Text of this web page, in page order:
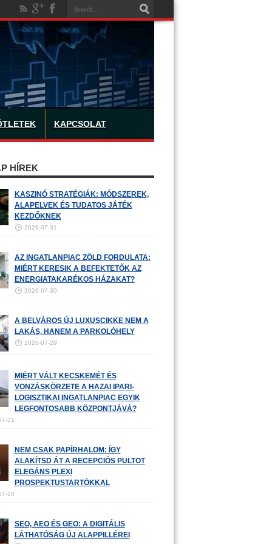
KAPCSOLAT
HÍREK
KASZINÓ STRATÉGIÁK: MÓDSZEREK,
ALAPELVEK ÉS TUDATOS JÁTÉK
KEZDŐKNEK
2026-07-31
AZ INGATLANPIAC ZÖLD FORDULATA:
MIÉRT KERESIK A BEFEKTETŐK AZ
ENERGIATAKARÉKOS HÁZAKAT?
2026-07-30
A BELVÁROS ÚJ LUXUSCIKKE NEM A
LAKÁS, HANEM A PARKOLÓHELY
2026-07-29
MIÉRT VÁLT KECSKEMÉT ÉS
VONZÁSKÖRZETE A HAZAI IPARI-
LOGISZTIKAI INGATLANPIAC EGYIK
LEGFONTOSABB KÖZPONTJÁVÁ?
21
NEM CSAK PAPÍRHALOM: ÍGY
ALAKÍTSD ÁT A RECEPCIÓS PULTOT
ELEGÁNS PLEXI
PROSPEKTUSTARTÓKKAL
20
SEO, AEO ÉS GEO: A DIGITÁLIS
LÁTHATÓSÁG ÚJ ALAPPILLÉREI